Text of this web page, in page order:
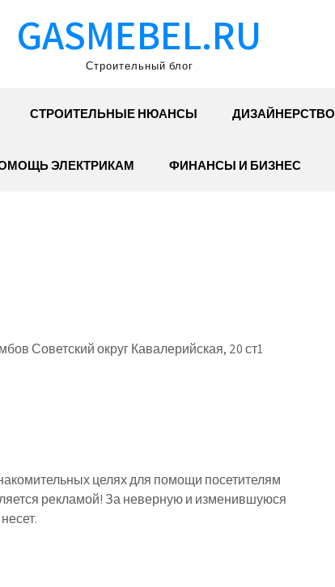
GASMEBEL.RU
Строительный блог
СТРОИТЕЛЬНЫЕ НЮАНСЫ ДИЗАЙНЕРСТВО
ЭЛЕКТРИКАМ ФИНАНСЫ И БИЗНЕС
Советский округ Кавалерийская, 20 ст1
целях для помощи посетителям
рекламой! За неверную и изменившуюся